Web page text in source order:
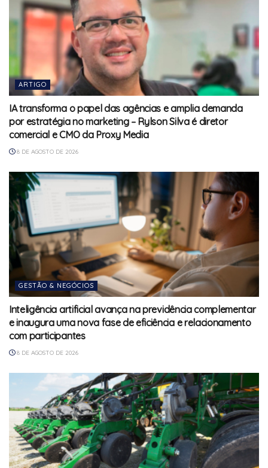
ARTIGO
IA transforma o papel das agências e amplia demanda
por estratégia no marketing – Rylson Silva é diretor
comercial e CMO da Proxy Media
8 DE AGOSTO DE 2026
GESTÃO & NEGÓCIOS
Inteligência artificial avança na previdência complementar
e inaugura uma nova fase de eficiência e relacionamento
com participantes
8 DE AGOSTO DE 2026